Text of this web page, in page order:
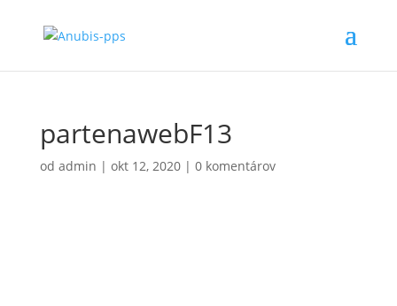
partenawebF13
od admin | okt 12, 2020| 0 komentárov